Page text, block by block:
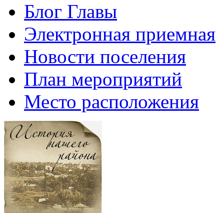
Блог Главы
Электронная приемная
Новости поселения
План мероприятий
Место расположения